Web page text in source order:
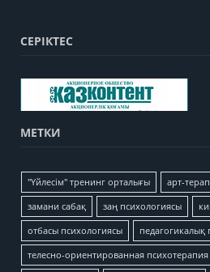
СЕРІКТЕС
МЕТКИ
"Үйлесім" тренинг орталығы арт-
замани сабақ заң психологиясы
отбасы психологиясы педагогикалық
телесно-ориентированная психотерапия